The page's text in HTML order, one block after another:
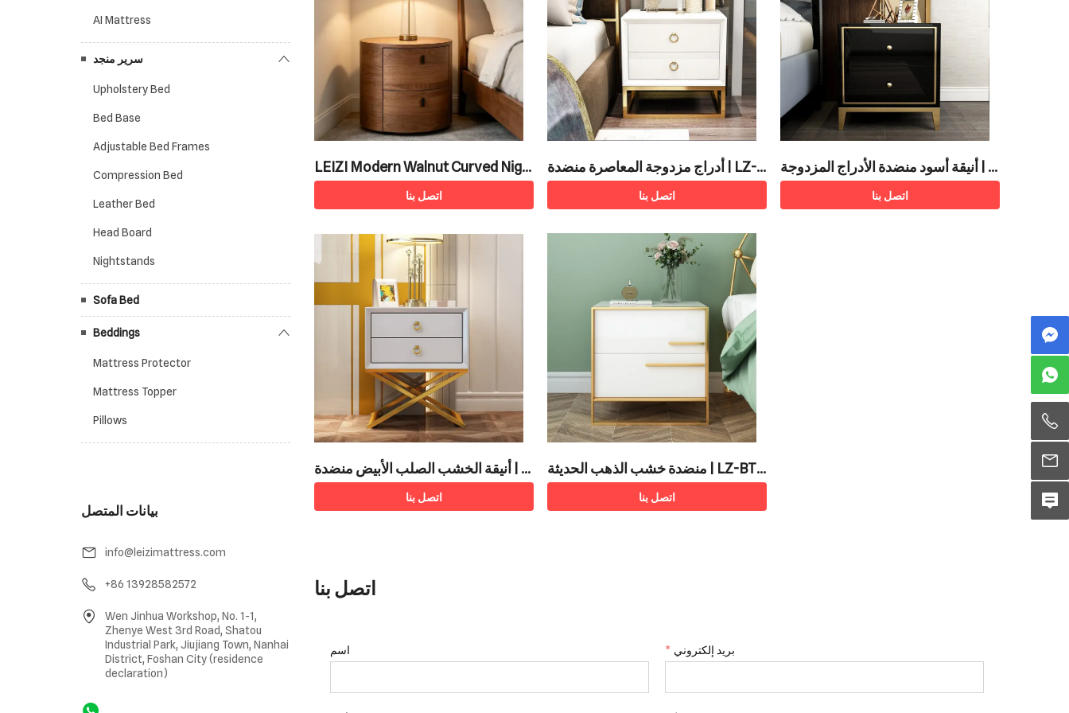
AI Mattress
سرير منجد
Upholstery Bed
Bed Base
Adjustable Bed Frames
Compression Bed
Leather Bed
Head Board
Nightstands
Sofa Bed
Beddings
Mattress Protector
Mattress Topper
Pillows
بيانات المتصل
info@leizimattress.com
+86 13928582572
Wen Jinhua Workshop, No. 1-1,
Zhenye West 3rd Road, Shatou
Industrial Park, Jiujiang Town, Nanhai
District, Foshan City (residence
declaration)
LEIZI Modern Walnut Curved Nigh
tstand with 2 Drawers
اتصل بنا
أدراج مزدوجة المعاصرة منضدة | LZ-B
T009
اتصل بنا
أنيقة أسود منضدة الأدراج المزدوجة | L
Z-BT001
اتصل بنا
أنيقة الخشب الصلب الأبيض منضدة | L
Z-BT002
اتصل بنا
منضدة خشب الذهب الحديثة | LZ-BT0
07
اتصل بنا
اتصل بنا
اسم * بريد إلكتروني